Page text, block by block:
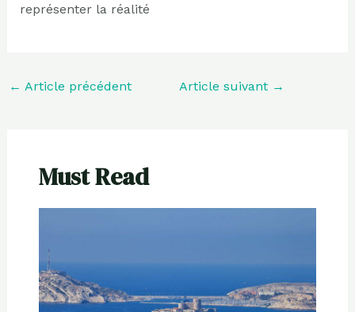
représenter la réalité
← Article précédent Article suivant →
Must Read